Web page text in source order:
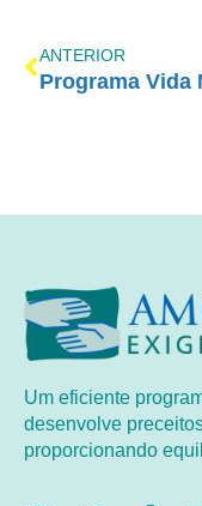
ANTERIOR
Um eficiente
desenvolve
proporcionando